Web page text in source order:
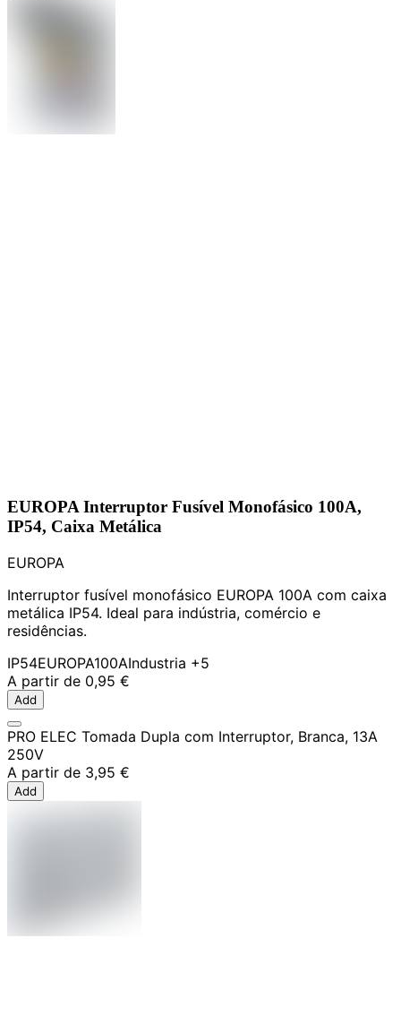
EUROPA Interruptor Fusível Monofásico 100A,
IP54, Caixa Metálica
EUROPA
Interruptor fusível monofásico EUROPA 100A com caixa
metálica IP54. Ideal para indústria, comércio e
residências.
IP54EUROPA100AIndustria +5
A partir de 0,95 €
Add
PRO ELEC Tomada Dupla com Interruptor, Branca, 13A
250V
A partir de 3,95 €
Add